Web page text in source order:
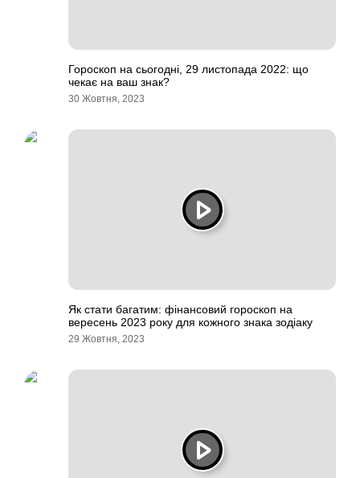
Гороскоп на сьогодні, 29 листопада 2022: що
чекає на ваш знак?
30 Жовтня, 2023
Як стати багатим: фінансовий гороскоп на
вересень 2023 року для кожного знака зодіаку
29 Жовтня, 2023